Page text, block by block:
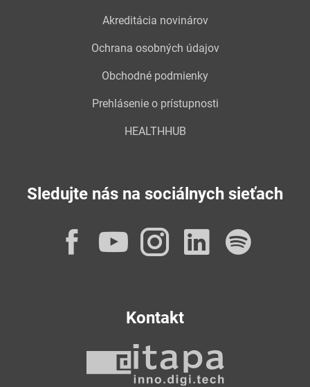
Akreditácia novinárov
Ochrana osobných údajov
Obchodné podmienky
Prehlásenie o prístupnosti
HEALTHHUB
Sledujte nás na sociálnych sieťach
Facebook
YouTube
Instagram
Kontakt